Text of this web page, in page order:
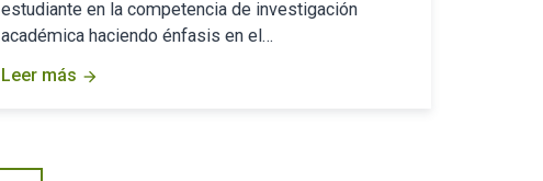
estudiante en la competencia de investigación
académica haciendo énfasis en el…
Leer más arrow_forward